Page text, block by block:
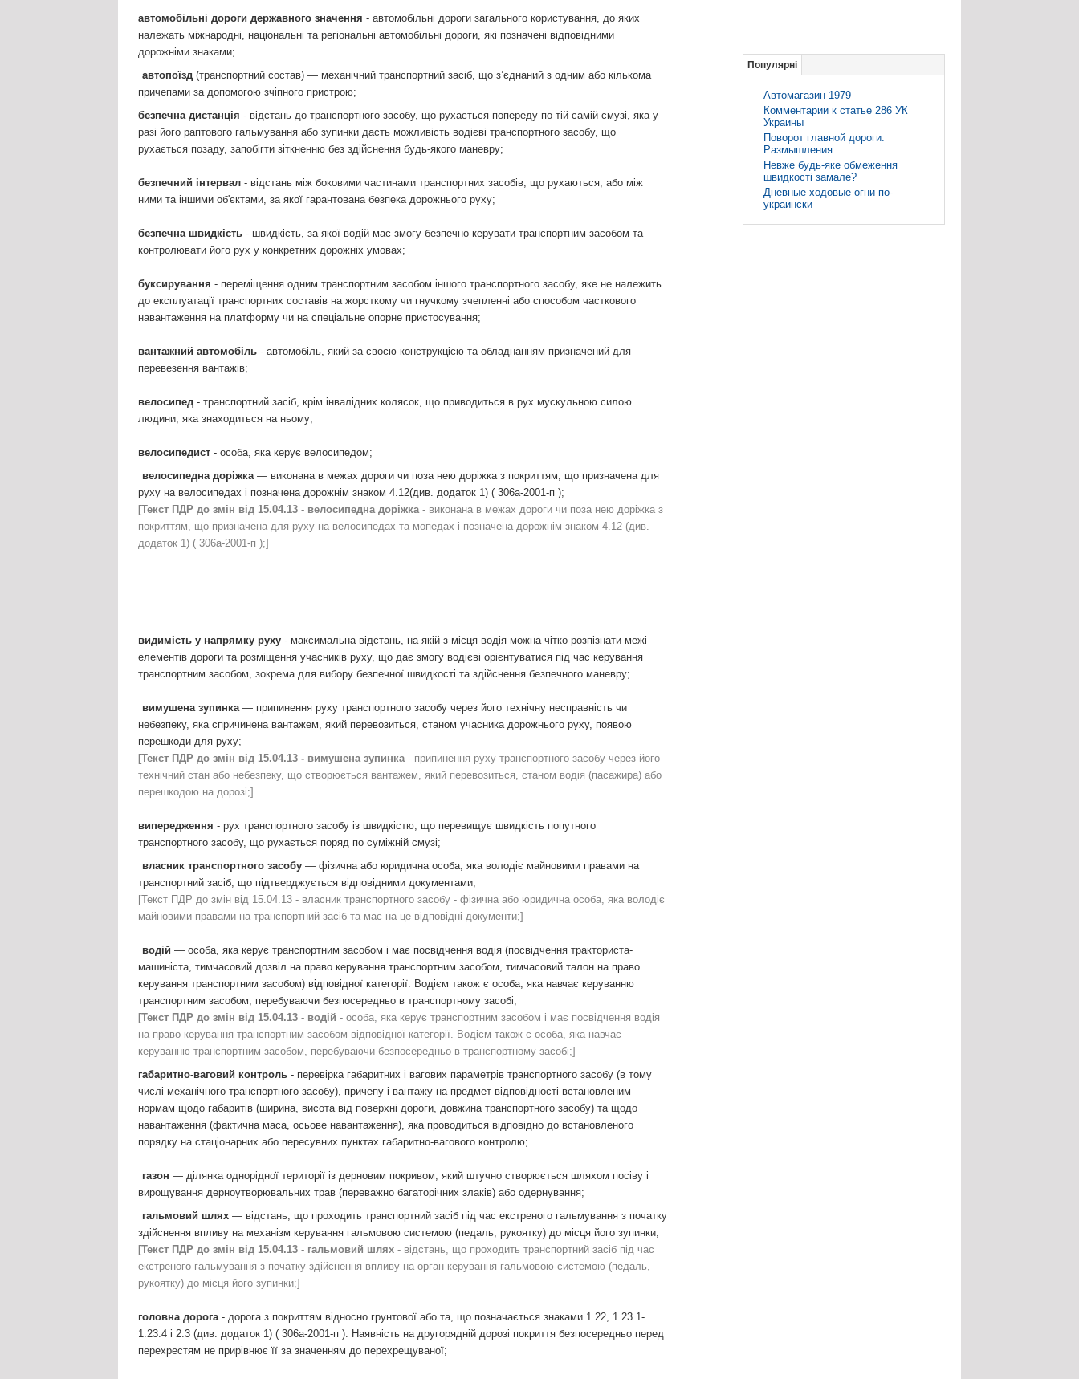
автомобільні дороги державного значення - автомобільні дороги загального користування, до яких
належать міжнародні, національні та регіональні автомобільні дороги, які позначені відповідними
дорожніми знаками;
автопоїзд (транспортний состав) — механічний транспортний засіб, що з’єднаний з одним або кількома
причепами за допомогою зчіпного пристрою;
безпечна дистанція - відстань до транспортного засобу, що рухається попереду по тій самій смузі, яка у
разі його раптового гальмування або зупинки дасть можливість водієві транспортного засобу, що
рухається позаду, запобігти зіткненню без здійснення будь-якого маневру;
безпечний інтервал - відстань між боковими частинами транспортних засобів, що рухаються, або між
ними та іншими об'єктами, за якої гарантована безпека дорожнього руху;
безпечна швидкість - швидкість, за якої водій має змогу безпечно керувати транспортним засобом та
контролювати його рух у конкретних дорожніх умовах;
буксирування - переміщення одним транспортним засобом іншого транспортного засобу, яке не належить
до експлуатації транспортних составів на жорсткому чи гнучкому зчепленні або способом часткового
навантаження на платформу чи на спеціальне опорне пристосування;
вантажний автомобіль - автомобіль, який за своєю конструкцією та обладнанням призначений для
перевезення вантажів;
велосипед - транспортний засіб, крім інвалідних колясок, що приводиться в рух мускульною силою
людини, яка знаходиться на ньому;
велосипедист - особа, яка керує велосипедом;
велосипедна доріжка— виконана в межах дороги чи поза нею доріжка з покриттям, що призначена для
руху на велосипедах і позначена дорожнім знаком 4.12(див. додаток 1) ( 306а-2001-п );
[Текст ПДР до змін від 15.04.13 - велосипедна доріжка - виконана в межах дороги чи поза нею доріжка з
покриттям, що призначена для руху на велосипедах та мопедах і позначена дорожнім знаком 4.12 (див.
додаток 1) ( 306а-2001-п );]
видимість у напрямку руху - максимальна відстань, на якій з місця водія можна чітко розпізнати межі
елементів дороги та розміщення учасників руху, що дає змогу водієві орієнтуватися під час керування
транспортним засобом, зокрема для вибору безпечної швидкості та здійснення безпечного маневру;
вимушена зупинка— припинення руху транспортного засобу через його технічну несправність чи
небезпеку, яка спричинена вантажем, який перевозиться, станом учасника дорожнього руху, появою
перешкоди для руху;
[Текст ПДР до змін від 15.04.13 - вимушена зупинка- припинення руху транспортного засобу через його
технічний стан або небезпеку, що створюється вантажем, який перевозиться, станом водія (пасажира) або
перешкодою на дорозі;]
випередження - рух транспортного засобу із швидкістю, що перевищує швидкість попутного
транспортного засобу, що рухається поряд по суміжній смузі;
власник транспортного засобу — фізична або юридична особа, яка володіє майновими правами на
транспортний засіб, що підтверджується відповідними документами;
[Текст ПДР до змін від 15.04.13 - власник транспортного засобу - фізична або юридична особа, яка володіє
майновими правами на транспортний засіб та має на це відповідні документи;]
водій — особа, яка керує транспортним засобом і має посвідчення водія (посвідчення тракториста-
машиніста, тимчасовий дозвіл на право керування транспортним засобом, тимчасовий талон на право
керування транспортним засобом) відповідної категорії. Водієм також є особа, яка навчає керуванню
транспортним засобом, перебуваючи безпосередньо в транспортному засобі;
[Текст ПДР до змін від 15.04.13 - водій - особа, яка керує транспортним засобом і має посвідчення водія
на право керування транспортним засобом відповідної категорії. Водієм також є особа, яка навчає
керуванню транспортним засобом, перебуваючи безпосередньо в транспортному засобі;]
габаритно-ваговий контроль - перевірка габаритних і вагових параметрів транспортного засобу (в тому
числі механічного транспортного засобу), причепу і вантажу на предмет відповідності встановленим
нормам щодо габаритів (ширина, висота від поверхні дороги, довжина транспортного засобу) та щодо
навантаження (фактична маса, осьове навантаження), яка проводиться відповідно до встановленого
порядку на стаціонарних або пересувних пунктах габаритно-вагового контролю;
газон — ділянка однорідної території із дерновим покривом, який штучно створюється шляхом посіву і
вирощування дерноутворювальних трав (переважно багаторічних злаків) або одернування;
гальмовий шлях — відстань, що проходить транспортний засіб під час екстреного гальмування з початку
здійснення впливу на механізм керування гальмовою системою (педаль, рукоятку) до місця його зупинки;
[Текст ПДР до змін від 15.04.13 - гальмовий шлях - відстань, що проходить транспортний засіб під час
екстреного гальмування з початку здійснення впливу на орган керування гальмовою системою (педаль,
рукоятку) до місця його зупинки;]
головна дорога- дорога з покриттям відносно грунтової або та, що позначається знаками 1.22, 1.23.1-
1.23.4 і 2.3 (див. додаток 1) ( 306а-2001-п ). Наявність на другорядній дорозі покриття безпосередньо перед
перехрестям не прирівнює її за значенням до перехрещуваної;
Популярні
Автомагазин 1979
Комментарии к статье 286 УК
Украины
Поворот главной дороги.
Размышления
Невже будь-яке обмеження
швидкості замале?
Дневные ходовые огни по-
украински